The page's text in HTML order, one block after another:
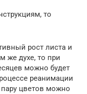
то
рост листа и
же духе, то при
можно будет
реанимации
цветов можно